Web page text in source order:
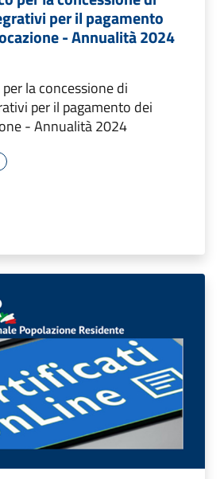
per il pagamento
- Annualità 2024
la concessione di
per il pagamento dei
- Annualità 2024